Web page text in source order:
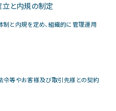
⽴と内規の制定
制と内規を定め、組織的に管理運⽤
令等やお客様及び取引先様との契約